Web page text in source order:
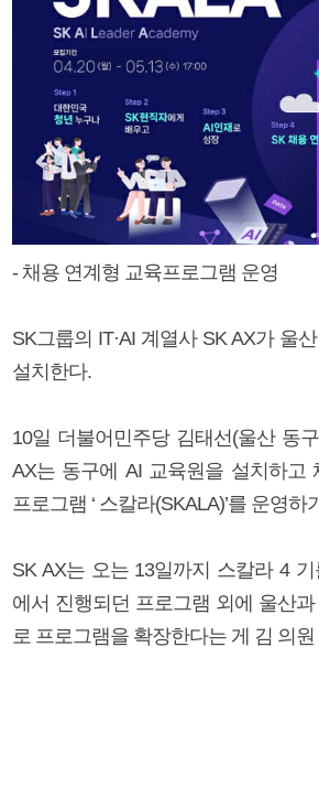
- 채용 연계형 교육프로그램 운영
SK그룹의 IT·AI 계열사 SK AX가 울
설치한다.
10일 더불어민주당 김태선(울산 동
AX는 동구에 AI 교육원을 설치하고
프로그램 ‘ 스칼라(SKALA)’를 운영하
SK AX는 오는 13일까지 스칼라 4
에서 진행되던 프로그램 외에 울산
로 프로그램을 확장한다는 게 김 의